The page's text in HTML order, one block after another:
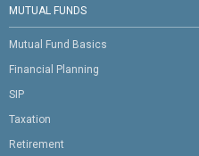
MUTUAL FUNDS
Mutual Fund Basics
Financial Planning
SIP
Taxation
Retirement